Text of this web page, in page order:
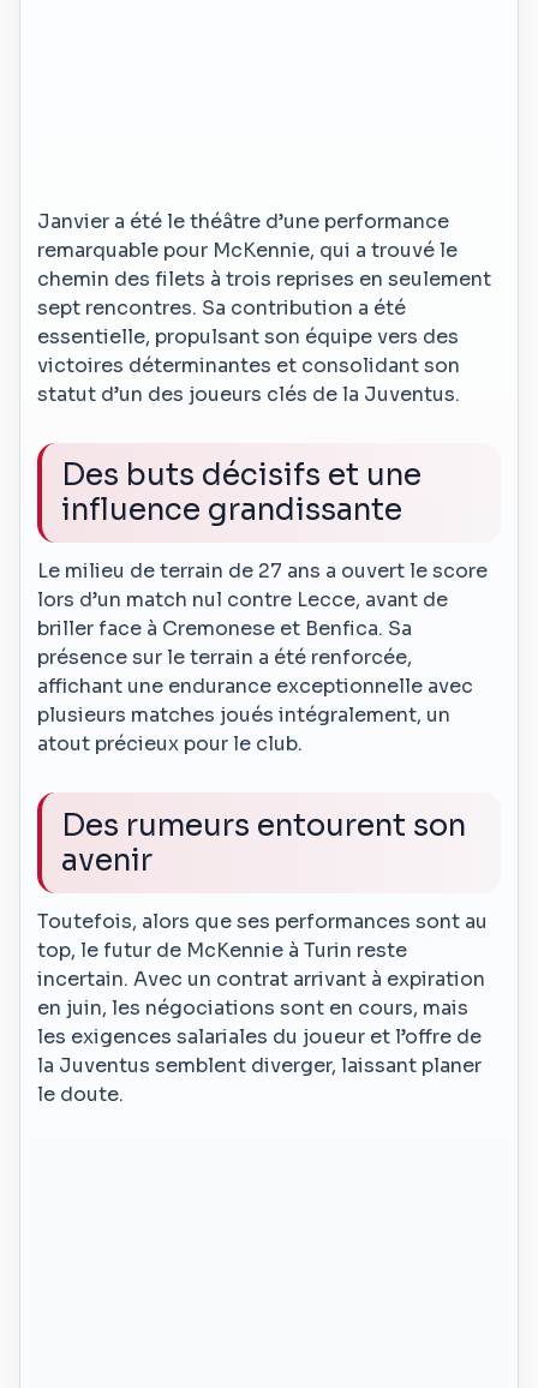
Janvier a été le théâtre d’une performance
remarquable pour McKennie, qui a trouvé le
chemin des filets à trois reprises en seulement
sept rencontres. Sa contribution a été
essentielle, propulsant son équipe vers des
victoires déterminantes et consolidant son
statut d’un des joueurs clés de la Juventus.
Des buts décisifs et une
influence grandissante
Le milieu de terrain de 27 ans a ouvert le score
lors d’un match nul contre Lecce, avant de
briller face à Cremonese et Benfica. Sa
présence sur le terrain a été renforcée,
affichant une endurance exceptionnelle avec
plusieurs matches joués intégralement, un
atout précieux pour le club.
Des rumeurs entourent son
avenir
Toutefois, alors que ses performances sont au
top, le futur de McKennie à Turin reste
incertain. Avec un contrat arrivant à expiration
en juin, les négociations sont en cours, mais
les exigences salariales du joueur et l’offre de
la Juventus semblent diverger, laissant planer
le doute.